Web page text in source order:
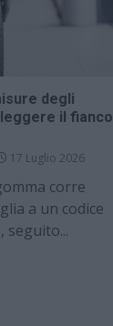
degli
il fianco
17 Luglio 2026
corre
a un codice
seguito...